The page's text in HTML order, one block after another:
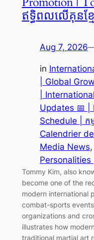
ឥទ្ធិពលលើគុនខ្
Aug 7, 2026
in
| Global
| International
Updates 📅 |
Schedule | កម្ម
Calendrier
Media News,
Personalities
Tommy Kim, also
become one of the
modern international
combat-sports
organizations and
illustrates how
traditional martial art